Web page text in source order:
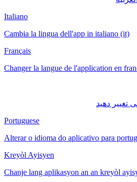
Italiano
Cambia la lingua dell'app in italiano (it)
Français
Changer la langue de l'application en
Portuguese
Alterar o idioma do aplicativo para
Kreyòl Ayisyen
Chanje lang aplikasyon an an kreyòl